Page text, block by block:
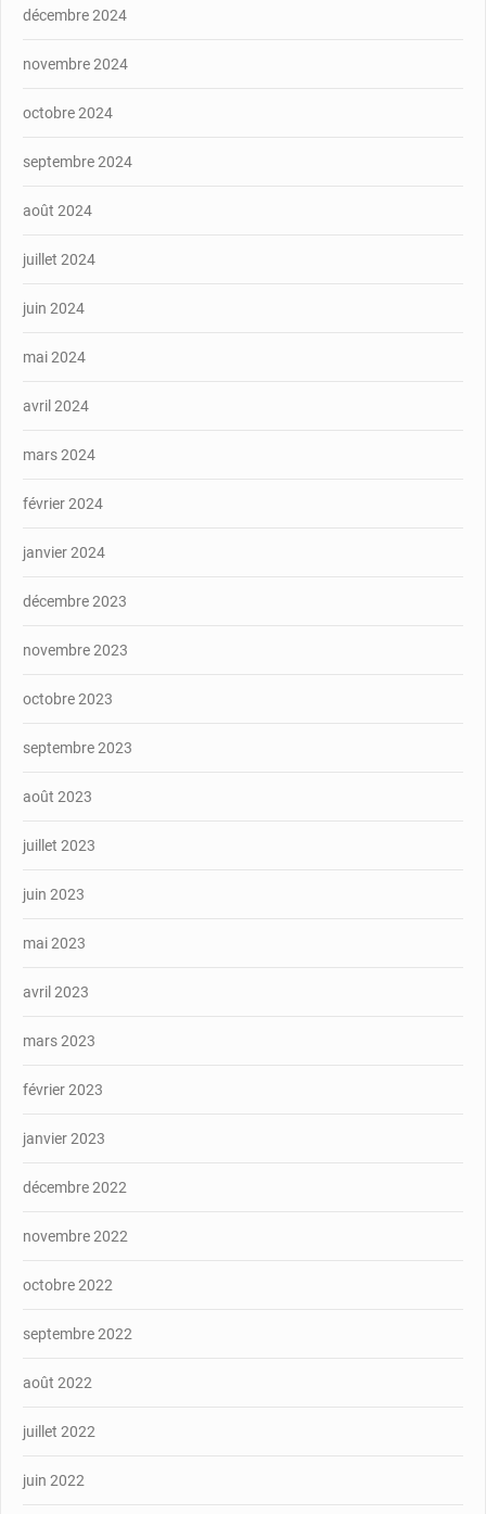
décembre 2024
novembre 2024
octobre 2024
septembre 2024
août 2024
juillet 2024
juin 2024
mai 2024
avril 2024
mars 2024
février 2024
janvier 2024
décembre 2023
novembre 2023
octobre 2023
septembre 2023
août 2023
juillet 2023
juin 2023
mai 2023
avril 2023
mars 2023
février 2023
janvier 2023
décembre 2022
novembre 2022
octobre 2022
septembre 2022
août 2022
juillet 2022
juin 2022